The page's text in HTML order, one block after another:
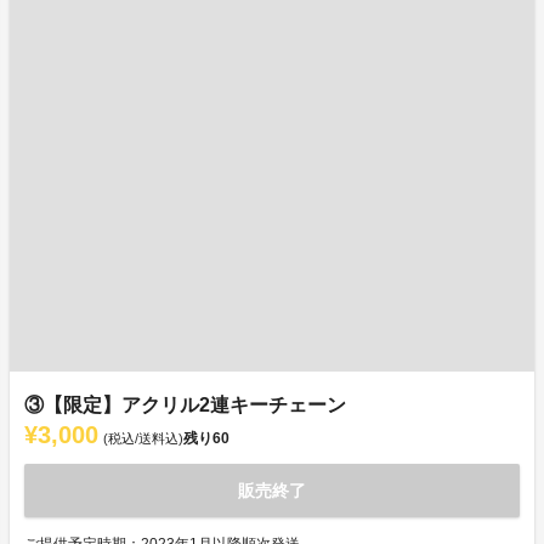
③【限定】アクリル2連キーチェーン
¥3,000 (税込/送料込)残り60
販売終了